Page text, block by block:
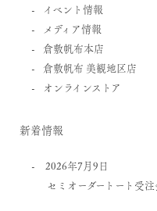
イベント情報
メディア情報
倉敷帆布本店
倉敷帆布 美観地区店
オンラインストア
新着情報
2026年7月9日
セミオーダートート受